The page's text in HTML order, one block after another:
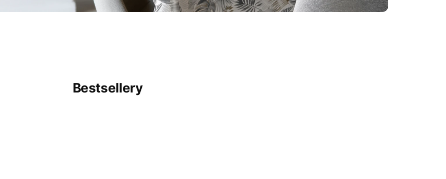
Bestsellery